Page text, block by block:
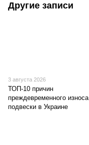
Другие записи
3 августа 2026
ТОП-10 причин
преждевременного износа
подвески в Украине